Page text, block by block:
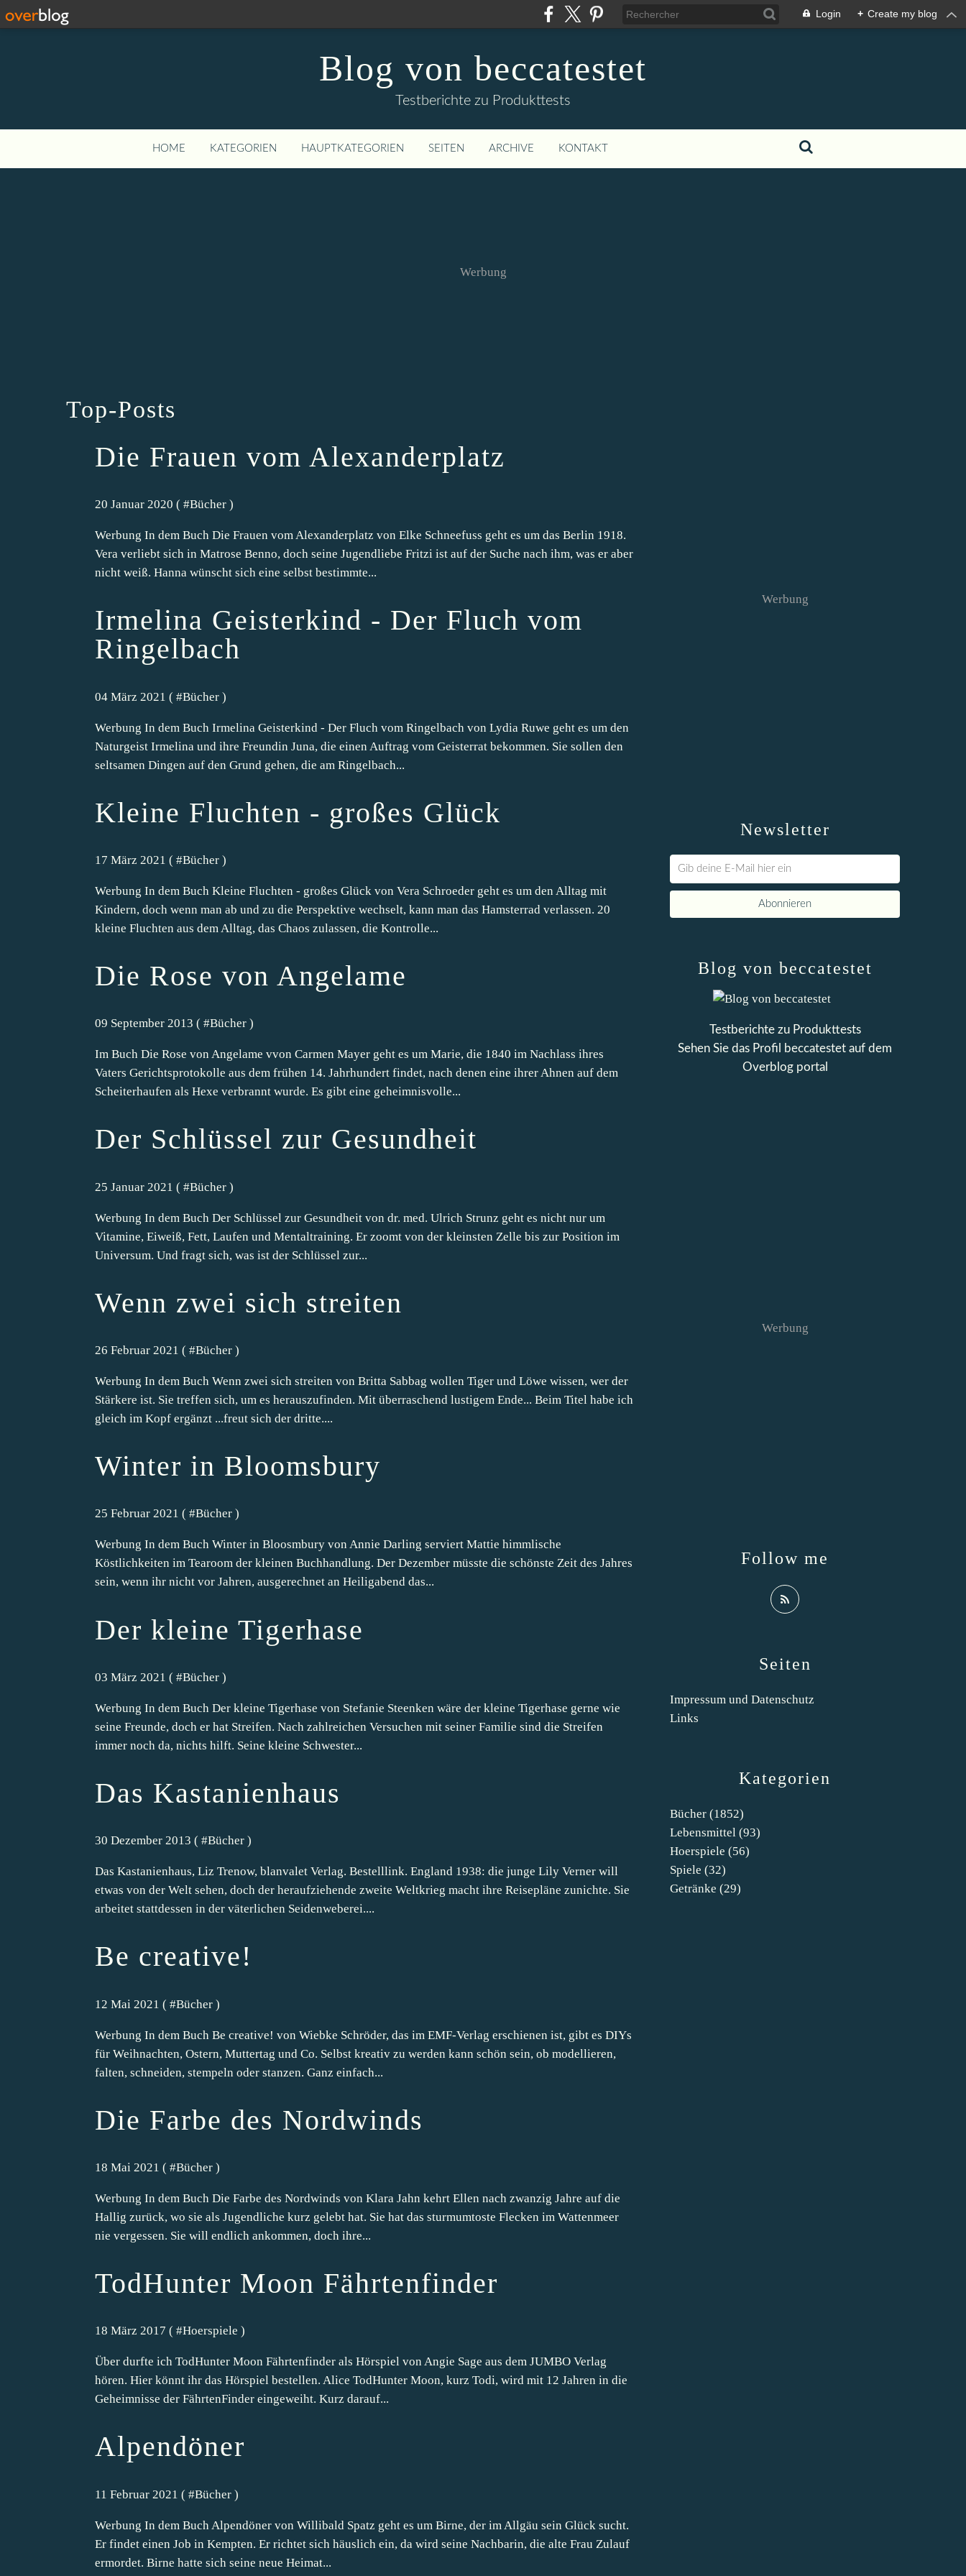
Login + Create my blog
Blog von beccatestet
Testberichte zu Produkttests
HOME KATEGORIEN HAUPTKATEGORIEN SEITEN ARCHIVE KONTAKT
Werbung
Top-Posts
Die Frauen vom Alexanderplatz
20 Januar 2020 ( #Bücher )
Werbung In dem Buch Die Frauen vom Alexanderplatz von Elke Schneefuss geht es um das Berlin 1918.
Vera verliebt sich in Matrose Benno, doch seine Jugendliebe Fritzi ist auf der Suche nach ihm, was er aber
nicht weiß. Hanna wünscht sich eine selbst bestimmte...
Irmelina Geisterkind - Der Fluch vom
Ringelbach
04 März 2021 ( #Bücher )
Werbung In dem Buch Irmelina Geisterkind - Der Fluch vom Ringelbach von Lydia Ruwe geht es um den
Naturgeist Irmelina und ihre Freundin Juna, die einen Auftrag vom Geisterrat bekommen. Sie sollen den
seltsamen Dingen auf den Grund gehen, die am Ringelbach...
Kleine Fluchten - großes Glück
17 März 2021 ( #Bücher )
Werbung In dem Buch Kleine Fluchten - großes Glück von Vera Schroeder geht es um den Alltag mit
Kindern, doch wenn man ab und zu die Perspektive wechselt, kann man das Hamsterrad verlassen. 20
kleine Fluchten aus dem Alltag, das Chaos zulassen, die Kontrolle...
Die Rose von Angelame
09 September 2013 ( #Bücher )
Im Buch Die Rose von Angelame vvon Carmen Mayer geht es um Marie, die 1840 im Nachlass ihres
Vaters Gerichtsprotokolle aus dem frühen 14. Jahrhundert findet, nach denen eine ihrer Ahnen auf dem
Scheiterhaufen als Hexe verbrannt wurde. Es gibt eine geheimnisvolle...
Der Schlüssel zur Gesundheit
25 Januar 2021 ( #Bücher )
Werbung In dem Buch Der Schlüssel zur Gesundheit von dr. med. Ulrich Strunz geht es nicht nur um
Vitamine, Eiweiß, Fett, Laufen und Mentaltraining. Er zoomt von der kleinsten Zelle bis zur Position im
Universum. Und fragt sich, was ist der Schlüssel zur...
Wenn zwei sich streiten
26 Februar 2021 ( #Bücher )
Werbung In dem Buch Wenn zwei sich streiten von Britta Sabbag wollen Tiger und Löwe wissen, wer der
Stärkere ist. Sie treffen sich, um es herauszufinden. Mit überraschend lustigem Ende... Beim Titel habe ich
gleich im Kopf ergänzt ...freut sich der dritte....
Winter in Bloomsbury
25 Februar 2021 ( #Bücher )
Werbung In dem Buch Winter in Bloosmbury von Annie Darling serviert Mattie himmlische
Köstlichkeiten im Tearoom der kleinen Buchhandlung. Der Dezember müsste die schönste Zeit des Jahres
sein, wenn ihr nicht vor Jahren, ausgerechnet an Heiligabend das...
Der kleine Tigerhase
03 März 2021 ( #Bücher )
Werbung In dem Buch Der kleine Tigerhase von Stefanie Steenken wäre der kleine Tigerhase gerne wie
seine Freunde, doch er hat Streifen. Nach zahlreichen Versuchen mit seiner Familie sind die Streifen
immer noch da, nichts hilft. Seine kleine Schwester...
Das Kastanienhaus
30 Dezember 2013 ( #Bücher )
Das Kastanienhaus, Liz Trenow, blanvalet Verlag. Bestelllink. England 1938: die junge Lily Verner will
etwas von der Welt sehen, doch der heraufziehende zweite Weltkrieg macht ihre Reisepläne zunichte. Sie
arbeitet stattdessen in der väterlichen Seidenweberei....
Be creative!
12 Mai 2021 ( #Bücher )
Werbung In dem Buch Be creative! von Wiebke Schröder, das im EMF-Verlag erschienen ist, gibt es DIYs
für Weihnachten, Ostern, Muttertag und Co. Selbst kreativ zu werden kann schön sein, ob modellieren,
falten, schneiden, stempeln oder stanzen. Ganz einfach...
Die Farbe des Nordwinds
18 Mai 2021 ( #Bücher )
Werbung In dem Buch Die Farbe des Nordwinds von Klara Jahn kehrt Ellen nach zwanzig Jahre auf die
Hallig zurück, wo sie als Jugendliche kurz gelebt hat. Sie hat das sturmumtoste Flecken im Wattenmeer
nie vergessen. Sie will endlich ankommen, doch ihre...
TodHunter Moon Fährtenfinder
18 März 2017 ( #Hoerspiele )
Über durfte ich TodHunter Moon Fährtenfinder als Hörspiel von Angie Sage aus dem JUMBO Verlag
hören. Hier könnt ihr das Hörspiel bestellen. Alice TodHunter Moon, kurz Todi, wird mit 12 Jahren in die
Geheimnisse der FährtenFinder eingeweiht. Kurz darauf...
Alpendöner
11 Februar 2021 ( #Bücher )
Werbung In dem Buch Alpendöner von Willibald Spatz geht es um Birne, der im Allgäu sein Glück sucht.
Er findet einen Job in Kempten. Er richtet sich häuslich ein, da wird seine Nachbarin, die alte Frau Zulauf
ermordet. Birne hatte sich seine neue Heimat...
Newsletter
Werbung
Kategorien
Bücher (1852)
Lebensmittel (93)
Hoerspiele (56)
Spiele (32)
Getränke (29)
Seiten
Impressum und Datenschutz
Links
Blog von beccatestet
Testberichte zu Produkttests
Sehen Sie das Profil
beccatestet auf dem
Overblog portal
Follow me
Werbung